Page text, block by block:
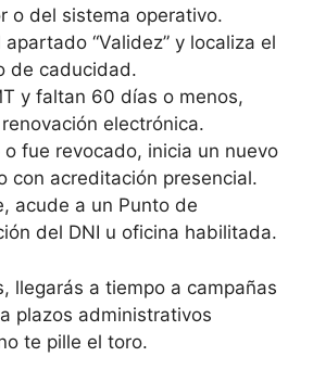
o del sistema operativo.
“Validez” y localiza el
de caducidad.
y faltan 60 días o menos,
electrónica.
o fue revocado, inicia un nuevo
con acreditación presencial.
acude a un Punto de
del DNI u oficina habilitada.
llegarás a tiempo a campañas
plazos administrativos
te pille el toro.